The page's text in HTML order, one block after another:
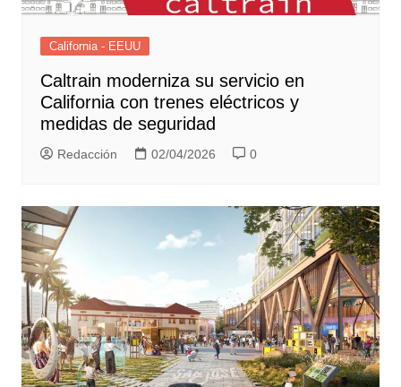
California - EEUU
Caltrain moderniza su servicio en
California con trenes eléctricos y
medidas de seguridad
Redacción 02/04/2026 0